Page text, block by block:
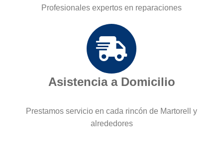
Profesionales expertos en reparaciones
Asistencia a Domicilio
Prestamos servicio en cada rincón de Martorell y
alrededores